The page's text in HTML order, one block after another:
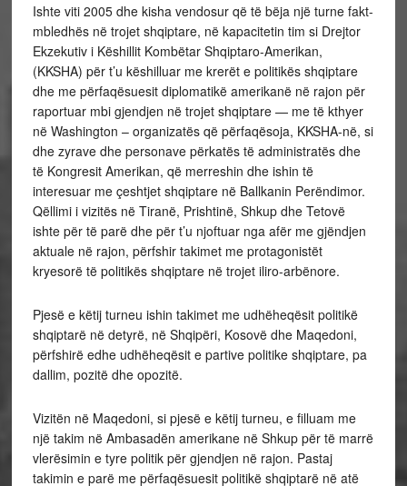
Ishte viti 2005 dhe kisha vendosur që të bëja një turne fakt-
mbledhës në trojet shqiptare, në kapacitetin tim si Drejtor
Ekzekutiv i Këshillit Kombëtar Shqiptaro-Amerikan,
(KKSHA) për t’u këshilluar me krerët e politikës shqiptare
dhe me përfaqësuesit diplomatikë amerikanë në rajon për
raportuar mbi gjendjen në trojet shqiptare — me të kthyer
në Washington – organizatës që përfaqësoja, KKSHA-në, si
dhe zyrave dhe personave përkatës të administratës dhe
të Kongresit Amerikan, që merreshin dhe ishin të
interesuar me çeshtjet shqiptare në Ballkanin Perëndimor.
Qëllimi i vizitës në Tiranë, Prishtinë, Shkup dhe Tetovë
ishte për të parë dhe për t’u njoftuar nga afër me gjëndjen
aktuale në rajon, përfshir takimet me protagonistët
kryesorë të politikës shqiptare në trojet iliro-arbënore.
Pjesë e këtij turneu ishin takimet me udhëheqësit politikë
shqiptarë në detyrë, në Shqipëri, Kosovë dhe Maqedoni,
përfshirë edhe udhëheqësit e partive politike shqiptare, pa
dallim, pozitë dhe opozitë.
Vizitën në Maqedoni, si pjesë e këtij turneu, e filluam me
një takim në Ambasadën amerikane në Shkup për të marrë
vlerësimin e tyre politik për gjendjen në rajon. Pastaj
takimin e parë me përfaqësuesit politikë shqiptarë në atë